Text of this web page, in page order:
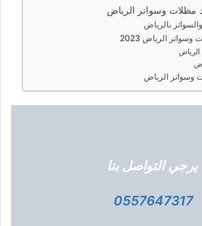
مظلات وسواتر الرياض
بالرياض
الرياض 2023
وسواتر الرياض
يرجي التواصل بنا
0557647317